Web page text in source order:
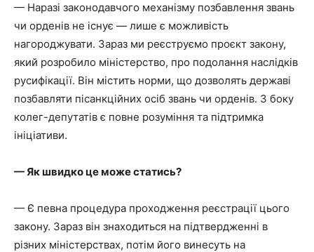
— Наразі законодавчого механізму позбавлення звань
чи орденів не існує — лише є можливість
нагороджувати. Зараз ми реєструємо проєкт закону,
який розробило міністерство, про подолання наслідків
русифікації. Він містить норми, що дозволять державі
позбавляти пісанкційних осіб звань чи орденів. З боку
колег-депутатів є повне розуміння та підтримка
ініціативи.
— Як швидко це може статись?
— Є певна процедура проходження реєстрації цього
закону. Зараз він знаходиться на підтвердженні в
різних міністерствах, потім його винесуть на